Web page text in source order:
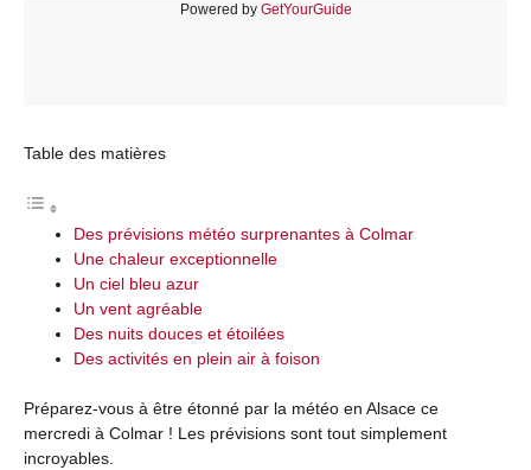
Powered by GetYourGuide
Table des matières
Des prévisions météo surprenantes à Colmar
Une chaleur exceptionnelle
Un ciel bleu azur
Un vent agréable
Des nuits douces et étoilées
Des activités en plein air à foison
Préparez-vous à être étonné par la météo en Alsace ce
mercredi à Colmar ! Les prévisions sont tout simplement
incroyables.